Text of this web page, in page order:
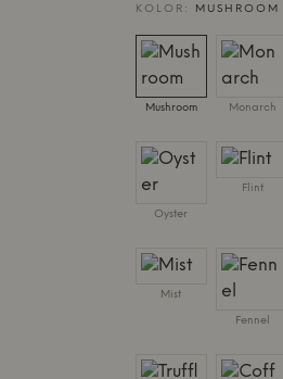
KOLOR: MUSHROOM
Mushroom Monarch
Oyster
Flint
Mist
Fennel